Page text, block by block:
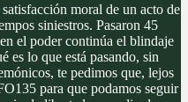
moral de un acto de
siniestros. Pasaron 45
el poder continúa el blindaje
es lo que está pasando, sin
te pedimos que, lejos
para que podamos seguir